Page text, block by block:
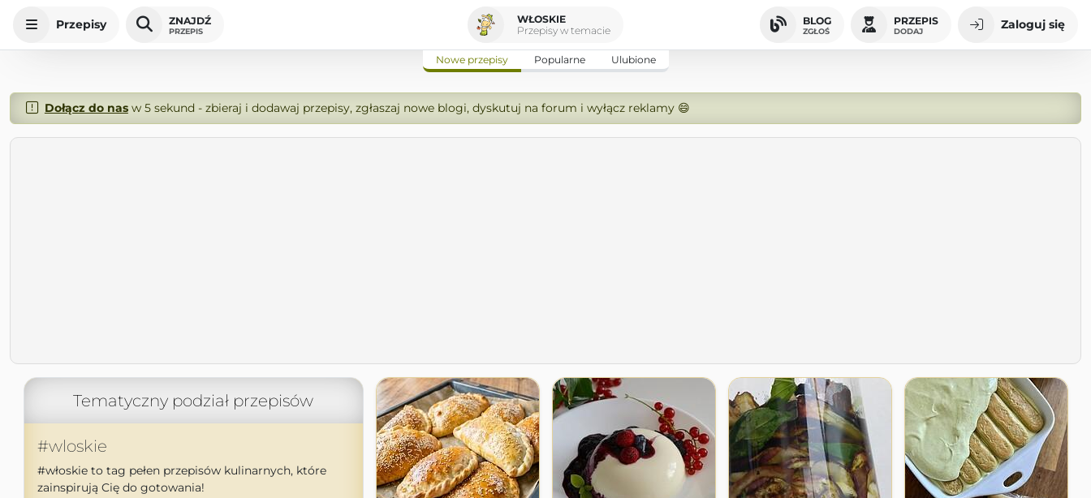
Przepisy ZNAJDŹ
PRZEPIS
WŁOSKIE
Przepisy w temacie
BLOG
ZGŁOŚ
PRZEPIS
DODAJ Zaloguj się
Nowe przepisy Popularne Ulubione
Dołącz do nasw 5 sekund - zbieraj i dodawaj przepisy, zgłaszaj nowe blogi, dyskutuj na forum i wyłącz reklamy 😄
Tematyczny podział przepisów
#wloskie
#włoskie to tag pełen przepisów kulinarnych, które
zainspirują Cię do gotowania!